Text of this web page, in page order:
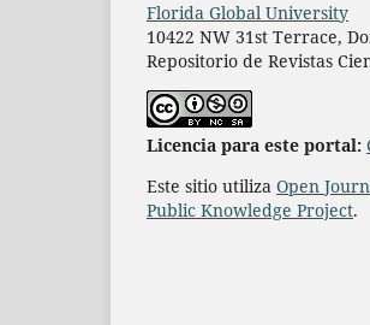
Florida Global University
10422 NW 31st Terrace,
Repositorio de Revistas
Licencia para este portal:
Este sitio utiliza Open
Public Knowledge Project.